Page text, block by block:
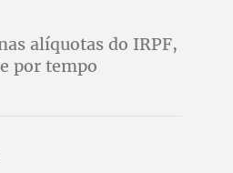
alíquotas do IRPF,
por tempo